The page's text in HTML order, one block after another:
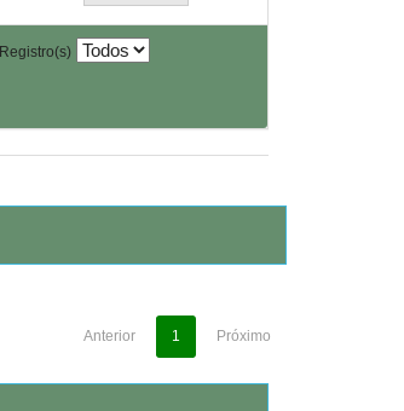
Registro(s)
Anterior 1 Próximo